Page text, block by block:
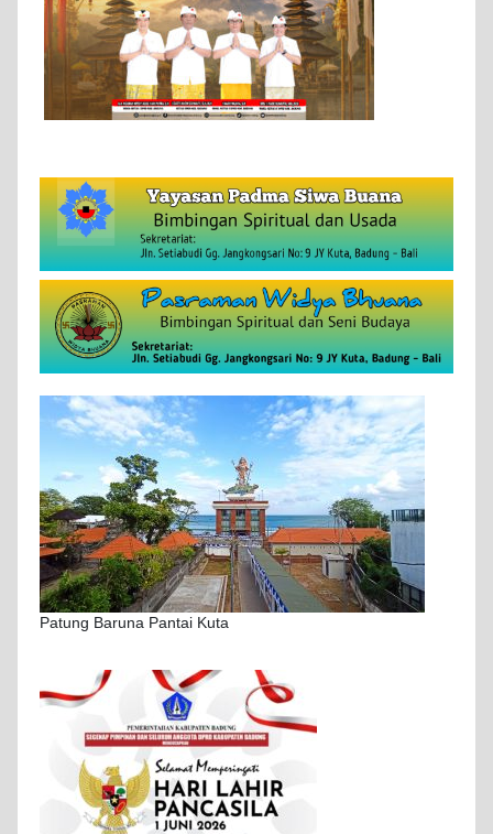
Patung Baruna Pantai Kuta